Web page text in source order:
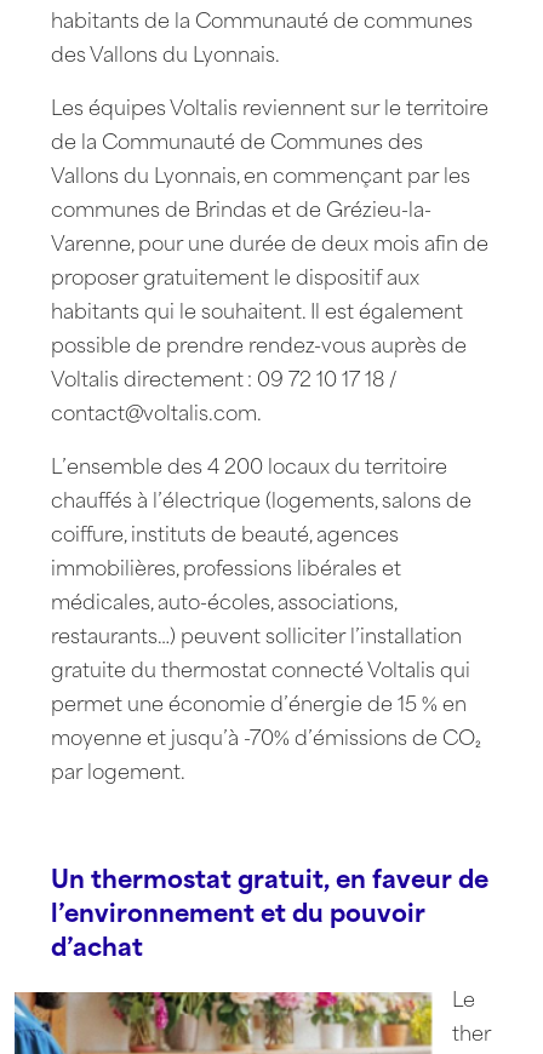
habitants de la Communauté de communes
des Vallons du Lyonnais.
Les équipes Voltalis reviennent sur le territoire
de la Communauté de Communes des
Vallons du Lyonnais, en commençant par les
communes de Brindas et de Grézieu-la-
Varenne, pour une durée de deux mois afin de
proposer gratuitement le dispositif aux
habitants qui le souhaitent. Il est également
possible de prendre rendez-vous auprès de
Voltalis directement : 09 72 10 17 18 /
contact@voltalis.com.
L’ensemble des 4 200 locaux du territoire
chauffés à l’électrique (logements, salons de
coiffure, instituts de beauté, agences
immobilières, professions libérales et
médicales, auto-écoles, associations,
restaurants…) peuvent solliciter l’installation
gratuite du thermostat connecté Voltalis qui
permet une économie d’énergie de 15 % en
moyenne et jusqu’à -70% d’émissions de CO₂
par logement.
Un thermostat gratuit, en faveur de
l’environnement et du pouvoir
d’achat
Le
ther